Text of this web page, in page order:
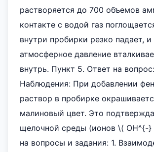
растворяется до 700 объемов
контакте с водой газ
внутри пробирки резко падает, и
атмосферное давление
внутрь. Пункт 5. Ответ на вопрос:
Наблюдения: При добавлении
раствор в пробирке
малиновый цвет. Это
щелочной среды (ионов \( OH^{-
на вопросы и задания: 1.